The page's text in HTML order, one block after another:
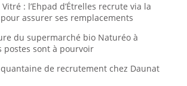
: l’Ehpad d’Étrelles recrute via la
assurer ses remplacements
du supermarché bio Naturéo à
postes sont à pourvoir
de recrutement chez Daunat